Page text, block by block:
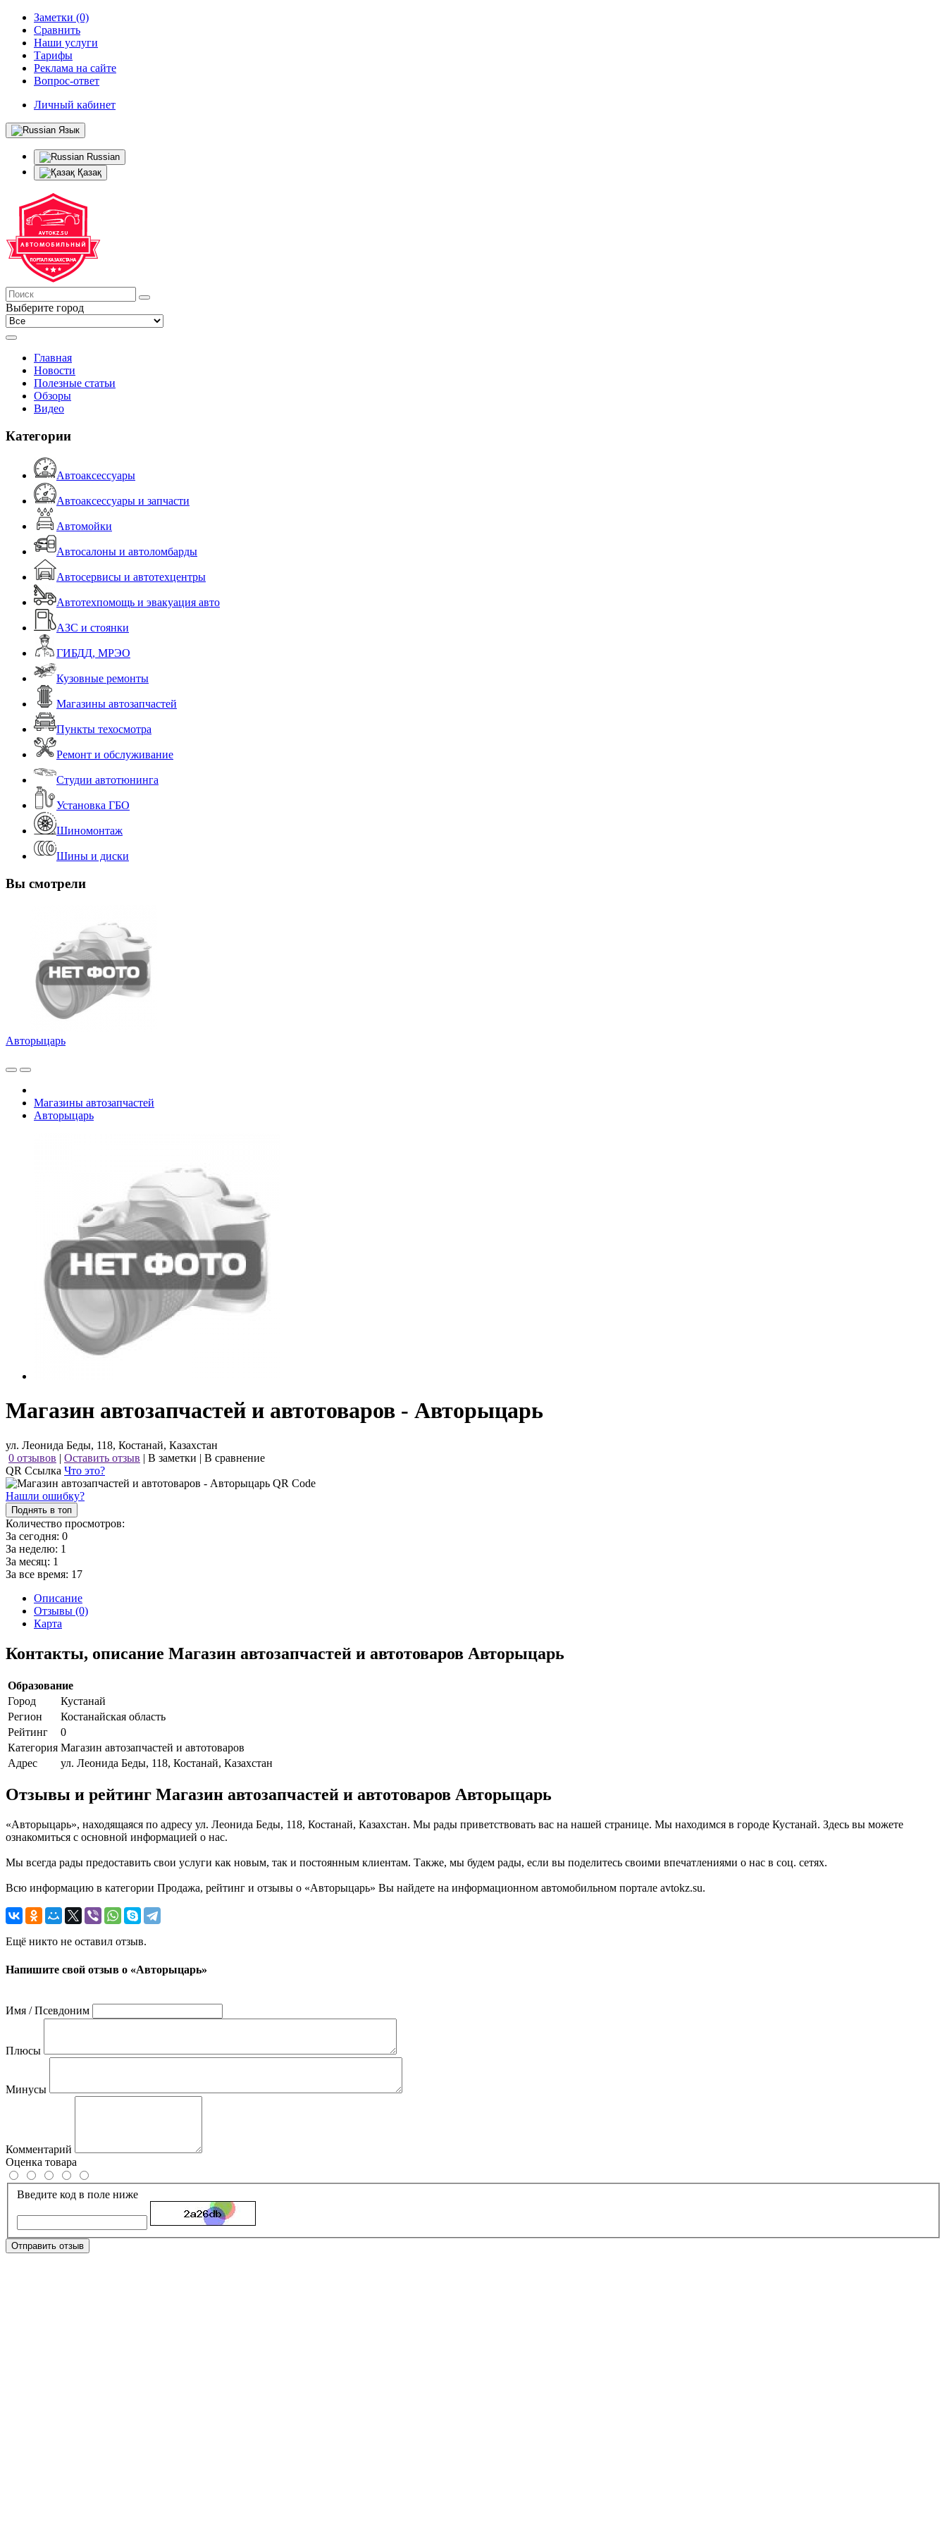
Заметки (0)
Сравнить
Наши услуги
Тарифы
Реклама на сайте
Вопрос-ответ
Личный кабинет
Язык
Russian
Қазақ
Выберите город
Главная
Новости
Полезные статьи
Обзоры
Видео
Категории
Автоаксессуары
Автоаксессуары и запчасти
Автомойки
Автосалоны и автоломбарды
Автосервисы и автотехцентры
Автотехпомощь и эвакуация авто
АЗС и стоянки
ГИБДД, МРЭО
Кузовные ремонты
Магазины автозапчастей
Пункты техосмотра
Ремонт и обслуживание
Студии автотюнинга
Установка ГБО
Шиномонтаж
Шины и диски
Вы смотрели
Авторыцарь
Магазины автозапчастей
Авторыцарь
Магазин автозапчастей и автотоваров - Авторыцарь
ул. Леонида Беды, 118, Костанай, Казахстан
0 отзывов | Оставить отзыв | В заметки | В сравнение
QR Ссылка Что это?
Нашли ошибку?
Поднять в топ
Количество просмотров:
За сегодня: 0
За неделю: 1
За месяц: 1
За все время: 17
Описание
Отзывы (0)
Карта
Контакты, описание Магазин автозапчастей и автотоваров Авторыцарь
Образование
Город
Кустанай
Регион
Костанайская область
Рейтинг
0
Категория Магазин автозапчастей и автотоваров
Адрес
ул. Леонида Беды, 118, Костанай, Казахстан
Отзывы и рейтинг Магазин автозапчастей и автотоваров Авторыцарь
«Авторыцарь», находящаяся по адресу ул. Леонида Беды, 118, Костанай, Казахстан. Мы рады приветствовать вас на нашей странице. Мы находимся в городе Кустанай. Здесь вы можете
ознакомиться с основной информацией о нас.
Мы всегда рады предоставить свои услуги как новым, так и постоянным клиентам. Также, мы будем рады, если вы поделитесь своими впечатлениями о нас в соц. сетях.
Всю информацию в категории Продажа, рейтинг и отзывы о «Авторыцарь» Вы найдете на информационном автомобильном портале avtokz.su.
Ещё никто не оставил отзыв.
Напишите свой отзыв о «Авторыцарь»
Имя / Псевдоним
Плюсы
Минусы
Комментарий
Оценка товара
Введите код в поле ниже
Отправить отзыв